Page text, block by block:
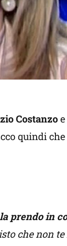
Costanzoe
quindi
prendo in
che non